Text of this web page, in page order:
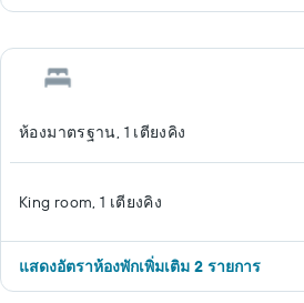
ห้องมาตรฐาน, 1 เตียงคิง
King room, 1 เตียงคิง
แสดงอัตราห้องพักเพิ่มเติม 2 รายการ